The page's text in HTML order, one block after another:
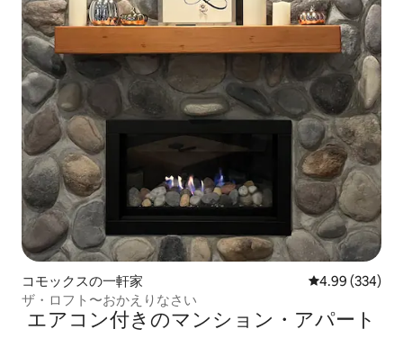
コモックスの一軒家 レビュー334
4.99 (334)
ザ・ロフト〜おかえりなさい
エアコン付きのマンション・アパート